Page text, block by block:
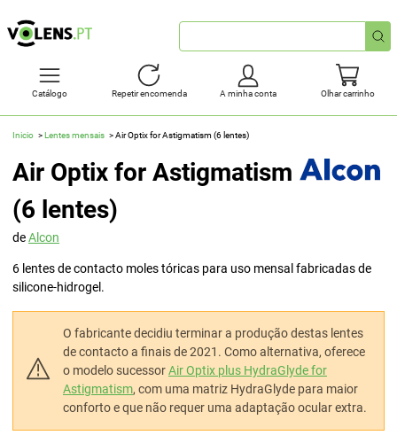
Pesquisa
rápida
Catálogo Repetir encomenda A minha conta Olhar carrinho
Inicio Lentes mensais Air Optix for Astigmatism (6 lentes)
Air Optix for Astigmatism
(6 lentes)
deAlcon
6 lentes de contacto moles tóricas para uso mensal fabricadas de
silicone-hidrogel.
O fabricante decidiu terminar a produção destas lentes
de contacto a finais de 2021. Como alternativa, oferece
o modelo sucessorAir Optix plus HydraGlyde for
Astigmatism, com uma matriz HydraGlyde para maior
conforto e que não requer uma adaptação ocular extra.